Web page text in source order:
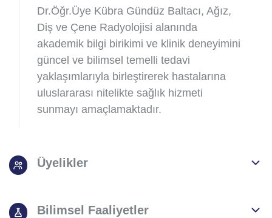
Dr.Öğr.Üye Kübra Gündüz Baltacı, Ağız,
Diş ve Çene Radyolojisi alanında
akademik bilgi birikimi ve klinik deneyimini
güncel ve bilimsel temelli tedavi
yaklaşımlarıyla birleştirerek hastalarına
uluslararası nitelikte sağlık hizmeti
sunmayı amaçlamaktadır.
Üyelikler
Bilimsel Faaliyetler